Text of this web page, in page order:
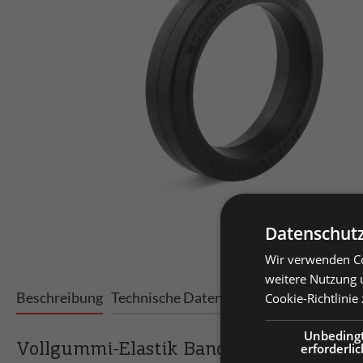
Beschreibung Technische Daten Varianten
Vollgummi-Elastik Bandage FlachprofilBitte
Wir verwenden
weitere Nutzung
Cookie-Richtlinie